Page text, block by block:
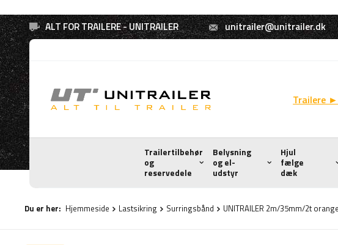
ALT FOR TRAILERE - UNITRAILER unitrailer@unitrailer.dk
Trailere ►
Trailertilbehør
og
reservedele
Belysning
og el-
udstyr
Hjul
fælge
dæk
Du er her: Hjemmeside Lastsikring Surringsbånd UNITRAILER 2m/35mm/2t